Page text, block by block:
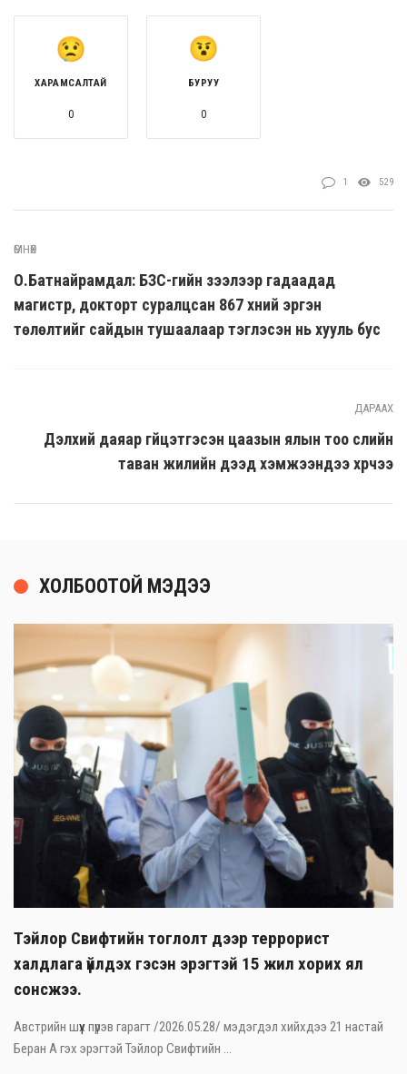
ХАРАМСАЛТАЙ
0
БУРУУ
0
1 529
ӨМНӨХ
О.Батнайрамдал: БЗС-гийн зээлээр гадаадад
магистр, докторт суралцсан 867 хүний эргэн
төлөлтийг сайдын тушаалаар тэглэсэн нь хууль бус
ДАРААХ
Дэлхий даяар гүйцэтгэсэн цаазын ялын тоо сүүлийн
таван жилийн дээд хэмжээндээ хүрчээ
ХОЛБООТОЙ МЭДЭЭ
Тэйлор Свифтийн тоглолт дээр террорист
халдлага үйлдэх гэсэн эрэгтэй 15 жил хорих ял
сонсжээ.
Австрийн шүүх пүрэв гарагт /2026.05.28/ мэдэгдэл хийхдээ 21 настай
Беран А гэх эрэгтэй Тэйлор Свифтийн ...